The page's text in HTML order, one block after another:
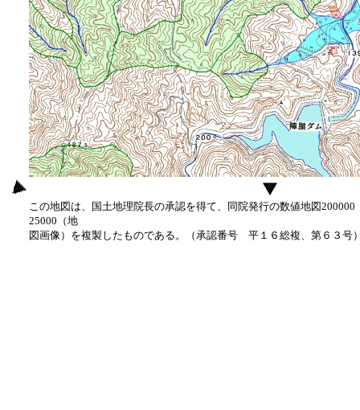
この地図は、国土地理院長の承認を得て、同院発行の数値地図
25000（地
図画像）を複製したものである。（承認番号 平１６総複、第６３号